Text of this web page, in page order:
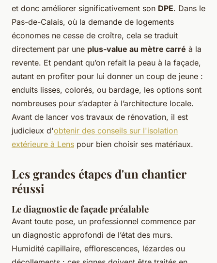
et donc améliorer significativement son DPE. Dans le
Pas-de-Calais, où la demande de logements
économes ne cesse de croître, cela se traduit
directement par une plus-value au mètre carré à la
revente. Et pendant qu’on refait la peau à la façade,
autant en profiter pour lui donner un coup de jeune :
enduits lisses, colorés, ou bardage, les options sont
nombreuses pour s’adapter à l’architecture locale.
Avant de lancer vos travaux de rénovation, il est
judicieux d'obtenir des conseils sur l'isolation
extérieure à Lens pour bien choisir ses matériaux.
Les grandes étapes d'un chantier
réussi
Le diagnostic de façade préalable
Avant toute pose, un professionnel commence par
un diagnostic approfondi de l’état des murs.
Humidité capillaire, efflorescences, lézardes ou